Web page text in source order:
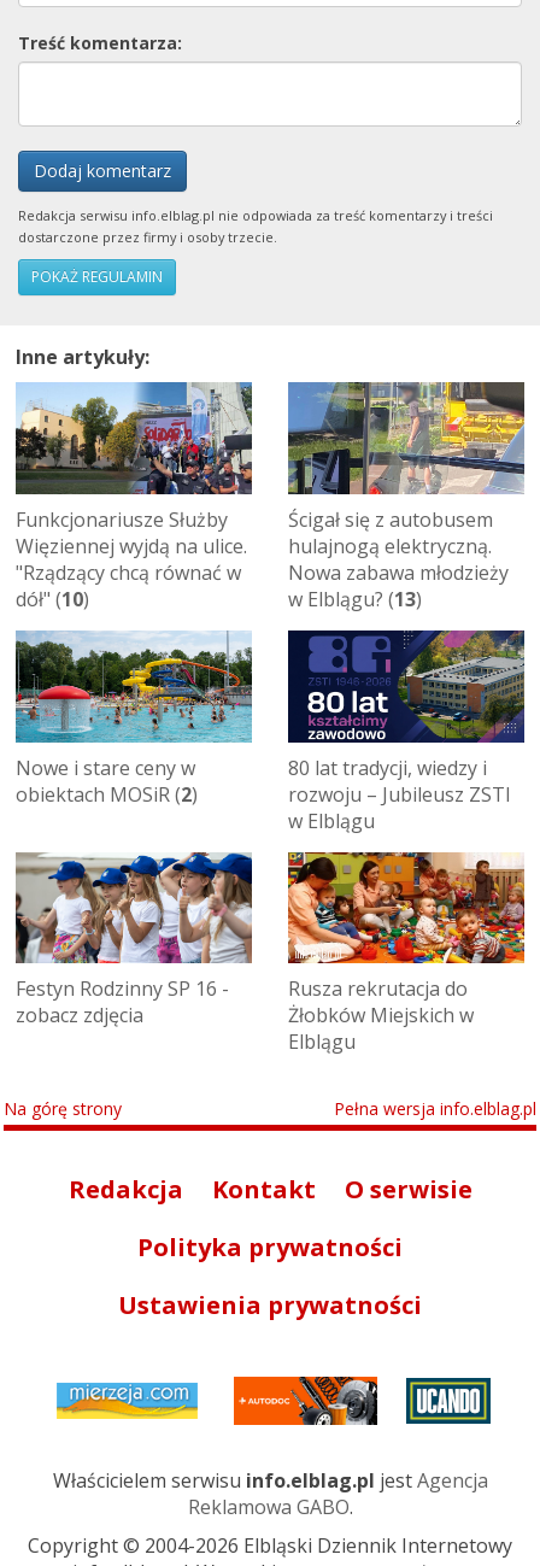
Treść komentarza:
Dodaj komentarz
Redakcja serwisu info.elblag.pl nie odpowiada za treść komentarzy i treści
dostarczone przez firmy i osoby trzecie.
POKAŻ REGULAMIN
Inne artykuły:
Funkcjonariusze Służby
Więziennej wyjdą na ulice.
"Rządzący chcą równać w
dół" (10)
Ścigał się z autobusem
hulajnogą elektryczną.
Nowa zabawa młodzieży
w Elblągu? (13)
Nowe i stare ceny w
obiektach MOSiR (2)
80 lat tradycji, wiedzy i
rozwoju – Jubileusz ZSTI
w Elblągu
Festyn Rodzinny SP 16 -
zobacz zdjęcia
Rusza rekrutacja do
Żłobków Miejskich w
Elblągu
Na górę strony Pełna wersja info.elblag.pl
Redakcja Kontakt
O serwisie
Polityka prywatności
Ustawienia prywatności
Właścicielem serwisu info.elblag.pl jestAgencja
Reklamowa GABO.
Copyright © 2004-2026 Elbląski Dziennik Internetowy